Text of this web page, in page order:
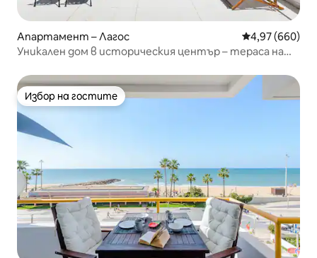
Апартамент – Лагос Средна
4,97 (660)
Уникален дом в историческия център – тераса на
Избор на гостите
Избор на гостите